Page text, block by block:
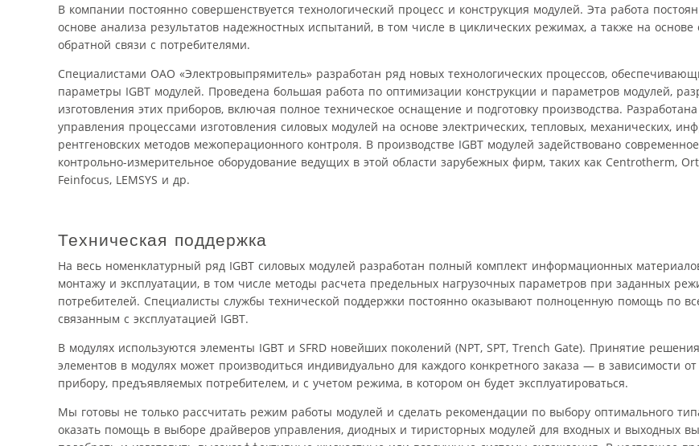
В компании постоянно совершенствуется технологический процесс и конструкция модулей. Эта работа
основе анализа результатов надежностных испытаний, в том числе в циклических режимах, а также на основе
обратной связи с потребителями.
Специалистами ОАО «Электровыпрямитель» разработан ряд новых технологических процессов,
параметры IGBT модулей. Проведена большая работа по оптимизации конструкции и параметров модулей,
изготовления этих приборов, включая полное техническое оснащение и подготовку производства.
управления процессами изготовления силовых модулей на основе электрических, тепловых, механических,
рентгеновских методов межоперационного контроля. В производстве IGBT модулей задействовано
контрольно-измерительное оборудование ведущих в этой области зарубежных фирм, таких как Centrotherm,
Feinfocus, LEMSYS и др.
Техническая поддержка
На весь номенклатурный ряд IGBT силовых модулей разработан полный комплект информационных
монтажу и эксплуатации, в том числе методы расчета предельных нагрузочных параметров при заданных
потребителей. Специалисты службы технической поддержки постоянно оказывают полноценную помощь по
связанным с эксплуатацией IGBT.
В модулях используются элементы IGBT и SFRD новейших поколений (NPT, SPT, Trench Gate). Принятие
элементов в модулях может производиться индивидуально для каждого конкретного заказа — в зависимости
прибору, предъявляемых потребителем, и с учетом режима, в котором он будет эксплуатироваться.
Мы готовы не только рассчитать режим работы модулей и сделать рекомендации по выбору оптимального
оказать помощь в выборе драйверов управления, диодных и тиристорных модулей для входных и выходных